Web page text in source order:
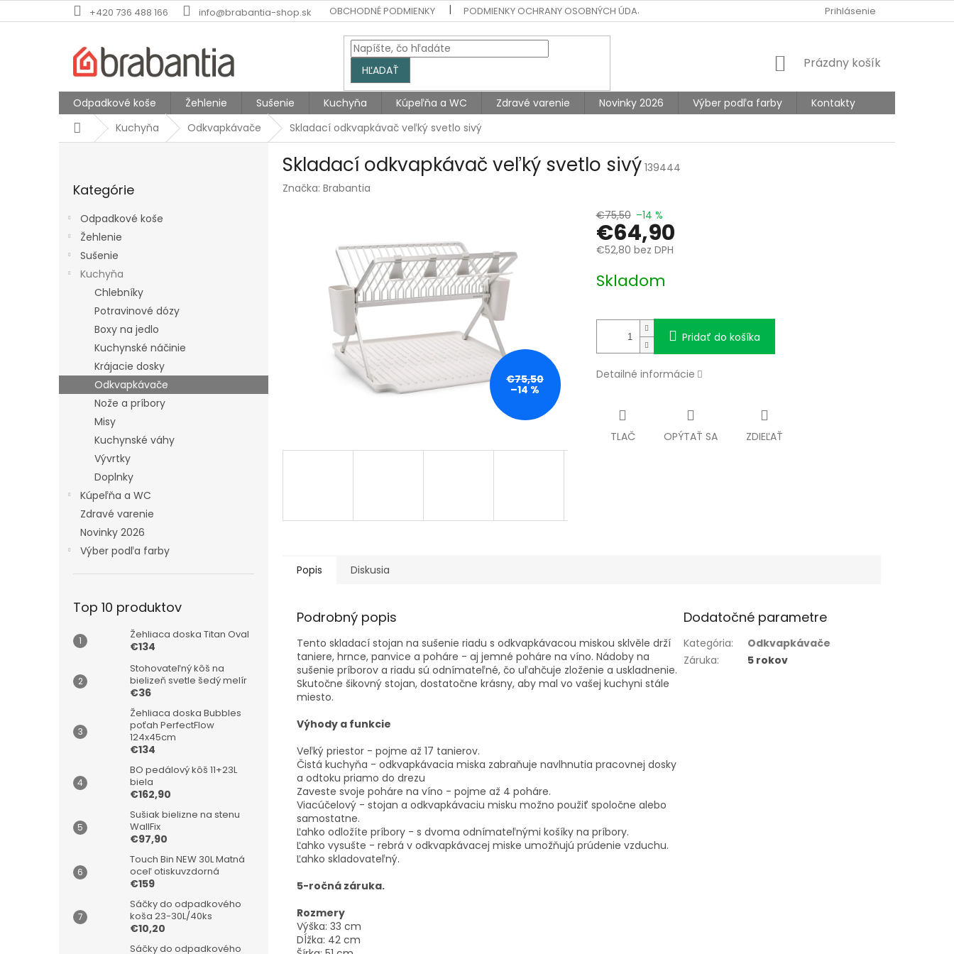
na
+420 736 488 166 info@brabantia-shop.sk OBCHODNÉ PODMIENKY PODMIENKY OCHRANY OSOBNÝCH ÚDAJOV Prihlásenie
HĽADAŤ
NÁKUPNÝ
Prázdny košík
Odpadkové koše Žehlenie Sušenie Kuchyňa Kúpeľňa a WC Zdravé varenie Novinky 2026 Výber podľa farby
Kontakty
DomovKuchyňa Odkvapkávače Skladací odkvapkávač veľký svetlo sivý
kategórie
Kategórie
Odpadkové koše
Žehlenie
Sušenie
Kuchyňa
Chlebníky
Potravinové dózy
Boxy na jedlo
Kuchynské náčinie
Krájacie dosky
Odkvapkávače
Nože a príbory
Misy
Kuchynské váhy
Vývrtky
Doplnky
Kúpeľňa a WC
Zdravé varenie
Novinky 2026
Výber podľa farby
Top 10 produktov
Žehliaca doska Titan Oval
€134
Stohovateľný kôš na
bielizeň svetle šedý melír
€36
Žehliaca doska Bubbles
poťah PerfectFlow
124x45cm
€134
BO pedálový kôš 11+23L
biela
€162,90
Sušiak bielizne na stenu
WallFix
€97,90
Touch Bin NEW 30L Matná
oceľ otiskuvzdorná
€159
Sáčky do odpadkového
koša 23-30L/40ks
€10,20
Sáčky do odpadkového
Skladací odkvapkávač veľký svetlo sivý 139444
Značka: Brabantia
€75,50
–14 %
€75,50 –14 %
€64,90
€52,80 bez DPH
cena:
Skladom
Pridať do košíka
Detailné informácie
TLAČ OPÝTAŤ SA ZDIEĽAŤ
Popis Diskusia
Podrobný popis
Tento skladací stojan na sušenie riadu s odkvapkávacou miskou sklvěle drží
taniere, hrnce, panvice a poháre - aj jemné poháre na víno. Nádoby na
sušenie príborov a riadu sú odnímateľné, čo uľahčuje zloženie a uskladnenie.
Skutočne šikovný stojan, dostatočne krásny, aby mal vo vašej kuchyni stále
miesto.
Výhody a funkcie
Veľký priestor - pojme až 17 tanierov.
Čistá kuchyňa - odkvapkávacia miska zabraňuje navlhnutia pracovnej dosky
a odtoku priamo do drezu
Zaveste svoje poháre na víno - pojme až 4 poháre.
Viacúčelový - stojan a odkvapkávaciu misku možno použiť spoločne alebo
samostatne.
Ľahko odložíte príbory - s dvoma odnímateľnými košíky na príbory.
Ľahko vysušte - rebrá v odkvapkávacej miske umožňujú prúdenie vzduchu.
Ľahko skladovateľný.
5-ročná záruka.
Rozmery
Výška: 33 cm
Dĺžka: 42 cm
Dodatočné parametre
Kategória:
Odkvapkávače
Záruka: 5 rokov